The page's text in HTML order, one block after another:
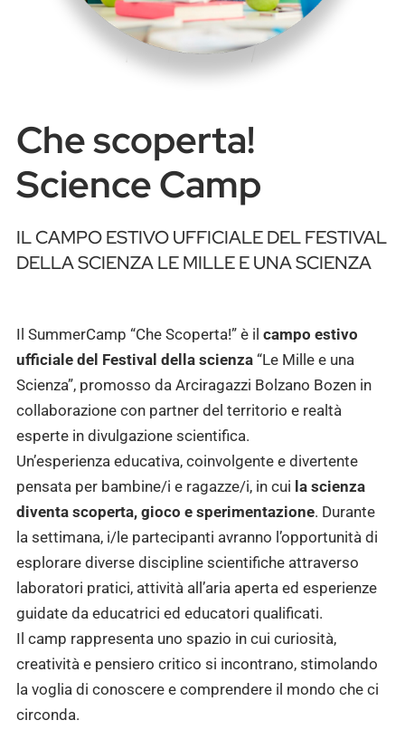
Che scoperta!
Science Camp
IL CAMPO ESTIVO UFFICIALE DEL FESTIVAL
DELLA SCIENZA LE MILLE E UNA SCIENZA
Il SummerCamp “Che Scoperta!” è il campo estivo
ufficiale del Festival della scienza“Le Mille e una
Scienza”, promosso da Arciragazzi Bolzano Bozen in
collaborazione con partner del territorio e realtà
esperte in divulgazione scientifica.
Un’esperienza educativa, coinvolgente e divertente
pensata per bambine/i e ragazze/i, in cui la scienza
diventa scoperta, gioco e sperimentazione. Durante
la settimana, i/le partecipanti avranno l’opportunità di
esplorare diverse discipline scientifiche attraverso
laboratori pratici, attività all’aria aperta ed esperienze
guidate da educatrici ed educatori qualificati.
Il camp rappresenta uno spazio in cui curiosità,
creatività e pensiero critico si incontrano, stimolando
la voglia di conoscere e comprendere il mondo che ci
circonda.